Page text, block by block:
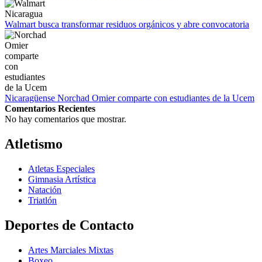
Walmart busca transformar residuos orgánicos y abre convocatoria
Nicaragüense Norchad Omier comparte con estudiantes de la Ucem
Comentarios Recientes
No hay comentarios que mostrar.
Atletismo
Atletas Especiales
Gimnasia Artística
Natación​
Triatlón​
Deportes de Contacto
Artes Marciales Mixtas